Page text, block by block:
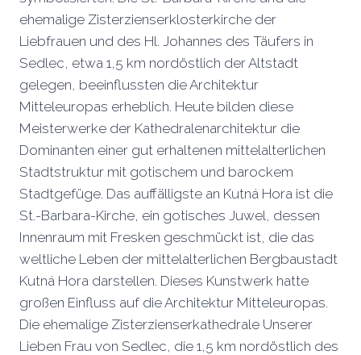
ehemalige Zisterzienserklosterkirche der
Liebfrauen und des Hl. Johannes des Täufers in
Sedlec, etwa 1,5 km nordöstlich der Altstadt
gelegen, beeinflussten die Architektur
Mitteleuropas erheblich. Heute bilden diese
Meisterwerke der Kathedralenarchitektur die
Dominanten einer gut erhaltenen mittelalterlichen
Stadtstruktur mit gotischem und barockem
Stadtgefüge. Das auffälligste an Kutná Hora ist die
St.-Barbara-Kirche, ein gotisches Juwel, dessen
Innenraum mit Fresken geschmückt ist, die das
weltliche Leben der mittelalterlichen Bergbaustadt
Kutná Hora darstellen. Dieses Kunstwerk hatte
großen Einfluss auf die Architektur Mitteleuropas.
Die ehemalige Zisterzienserkathedrale Unserer
Lieben Frau von Sedlec, die 1,5 km nordöstlich des